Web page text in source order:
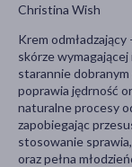
Christina Wish
Krem
skórze
starannie dobranym
poprawia jędrność
naturalne procesy
zapobiegając
stosowanie
oraz pełna